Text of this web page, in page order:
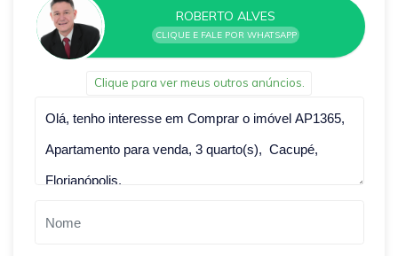
ROBERTO ALVES
CLIQUE E FALE POR WHATSAPP
Clique para ver meus outros anúncios.